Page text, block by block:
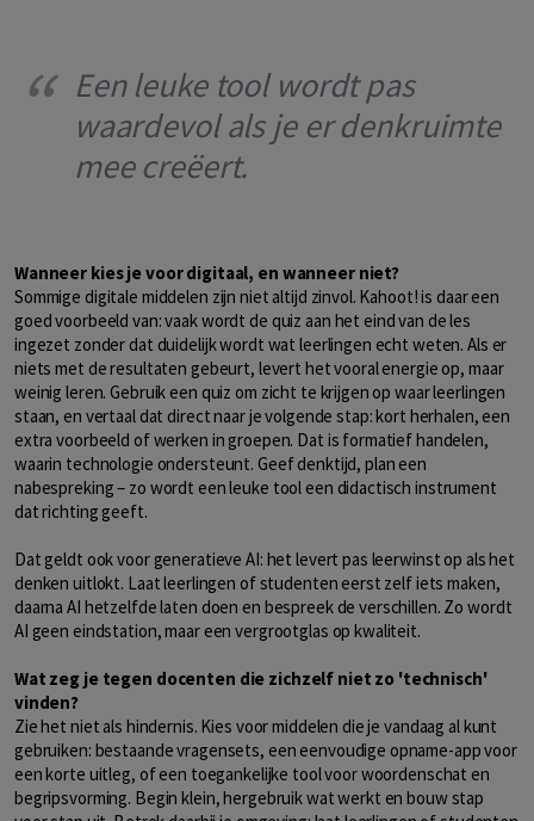
Een leuke tool wordt pas
waardevol als je er denkruimte
mee creëert.
Wanneer kies je voor digitaal, en wanneer niet?
Sommige digitale middelen zijn niet altijd zinvol. Kahoot! is daar een
goed voorbeeld van: vaak wordt de quiz aan het eind van de les
ingezet zonder dat duidelijk wordt wat leerlingen echt weten. Als er
niets met de resultaten gebeurt, levert het vooral energie op, maar
weinig leren. Gebruik een quiz om zicht te krijgen op waar leerlingen
staan, en vertaal dat direct naar je volgende stap: kort herhalen, een
extra voorbeeld of werken in groepen. Dat is formatief handelen,
waarin technologie ondersteunt. Geef denktijd, plan een
nabespreking – zo wordt een leuke tool een didactisch instrument
dat richting geeft.
Dat geldt ook voor generatieve AI: het levert pas leerwinst op als het
denken uitlokt. Laat leerlingen of studenten eerst zelf iets maken,
daarna AI hetzelfde laten doen en bespreek de verschillen. Zo wordt
AI geen eindstation, maar een vergrootglas op kwaliteit.
Wat zeg je tegen docenten die zichzelf niet zo 'technisch'
vinden?
Zie het niet als hindernis. Kies voor middelen die je vandaag al kunt
gebruiken: bestaande vragensets, een eenvoudige opname-app voor
een korte uitleg, of een toegankelijke tool voor woordenschat en
begripsvorming. Begin klein, hergebruik wat werkt en bouw stap